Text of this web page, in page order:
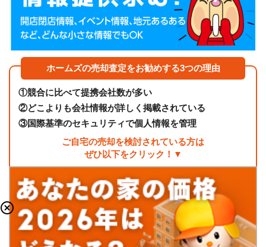
ホームズの売却査定をお勧めする3つの理由
①競合に比べて提携会社数が多い
②どこよりも会社情報が詳しく掲載されている
③国際基準のセキュリティで個人情報を管理
ご自宅の売却を検討されている方は
ぜひ以下をクリック！▼